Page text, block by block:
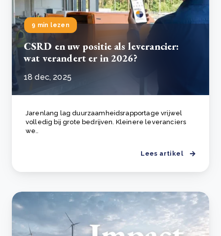
9 min lezen
CSRD en uw positie als leverancier:
wat verandert er in 2026?
18 dec, 2025
Jarenlang lag duurzaamheidsrapportage vrijwel
volledig bij grote bedrijven. Kleinere leveranciers
we..
Lees artikel